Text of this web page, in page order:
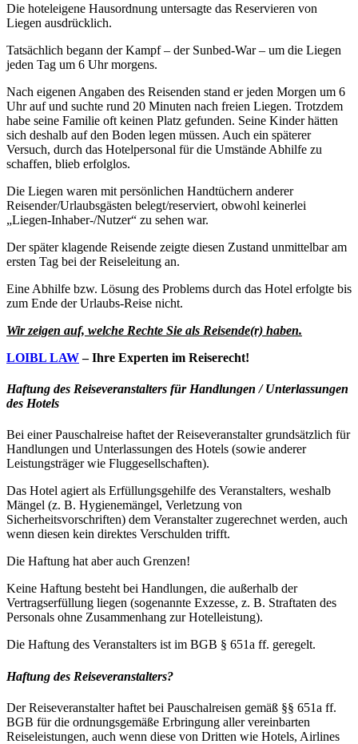
Die hoteleigene Hausordnung untersagte das Reservieren von
Liegen ausdrücklich.
Tatsächlich begann der Kampf – der Sunbed-War – um die Liegen
jeden Tag um 6 Uhr morgens.
Nach eigenen Angaben des Reisenden stand er jeden Morgen um 6
Uhr auf und suchte rund 20 Minuten nach freien Liegen. Trotzdem
habe seine Familie oft keinen Platz gefunden. Seine Kinder hätten
sich deshalb auf den Boden legen müssen. Auch ein späterer
Versuch, durch das Hotelpersonal für die Umstände Abhilfe zu
schaffen, blieb erfolglos.
Die Liegen waren mit persönlichen Handtüchern anderer
Reisender/Urlaubsgästen belegt/reserviert, obwohl keinerlei
„Liegen-Inhaber-/Nutzer“ zu sehen war.
Der später klagende Reisende zeigte diesen Zustand unmittelbar am
ersten Tag bei der Reiseleitung an.
Eine Abhilfe bzw. Lösung des Problems durch das Hotel erfolgte bis
zum Ende der Urlaubs-Reise nicht.
Wir zeigen auf, welche Rechte Sie als Reisende(r) haben.
LOIBL LAW– Ihre Experten im Reiserecht!
Haftung des Reiseveranstalters für Handlungen / Unterlassungen
des Hotels
Bei einer Pauschalreise haftet der Reiseveranstalter grundsätzlich für
Handlungen und Unterlassungen des Hotels (sowie anderer
Leistungsträger wie Fluggesellschaften).
Das Hotel agiert als Erfüllungsgehilfe des Veranstalters, weshalb
Mängel (z. B. Hygienemängel, Verletzung von
Sicherheitsvorschriften) dem Veranstalter zugerechnet werden, auch
wenn diesen kein direktes Verschulden trifft.
Die Haftung hat aber auch Grenzen!
Keine Haftung besteht bei Handlungen, die außerhalb der
Vertragserfüllung liegen (sogenannte Exzesse, z. B. Straftaten des
Personals ohne Zusammenhang zur Hotelleistung).
Die Haftung des Veranstalters ist im BGB § 651a ff. geregelt.
Haftung des Reiseveranstalters?
Der Reiseveranstalter haftet bei Pauschalreisen gemäß §§ 651a ff.
BGB für die ordnungsgemäße Erbringung aller vereinbarten
Reiseleistungen, auch wenn diese von Dritten wie Hotels, Airlines